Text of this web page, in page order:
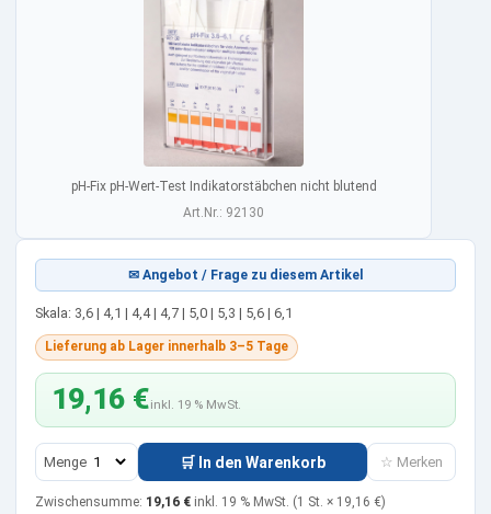
pH-Fix pH-Wert-Test Indikatorstäbchen nicht blutend
Art.Nr.: 92130
✉ Angebot / Frage zu diesem Artikel
Skala: 3,6 | 4,1 | 4,4 | 4,7 | 5,0 | 5,3 | 5,6 | 6,1
Lieferung ab Lager innerhalb 3–5 Tage
19,16 €inkl. 19 % MwSt.
Menge 🛒 In den Warenkorb ☆ Merken
Zwischensumme: 19,16 € inkl. 19 % MwSt. (1 St. × 19,16 €)